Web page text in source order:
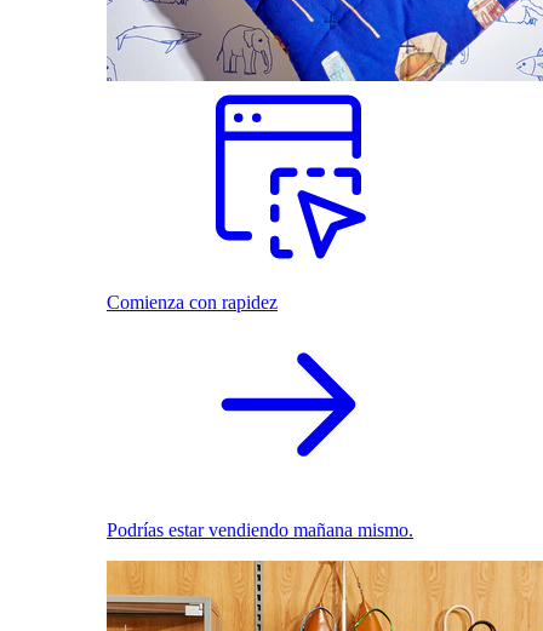
Comienza con rapidez
Podrías estar vendiendo mañana mismo.